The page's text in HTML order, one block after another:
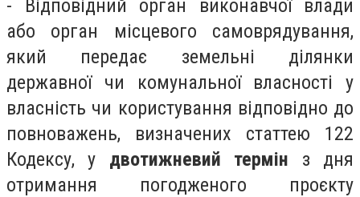
- Відповідний орган виконавчої влади
або орган місцевого самоврядування,
який передає земельні ділянки
державної чи комунальної власності у
власність чи користування відповідно до
повноважень, визначених статтею 122
Кодексу, у двотижневий термін з дня
отримання погодженого проєкту